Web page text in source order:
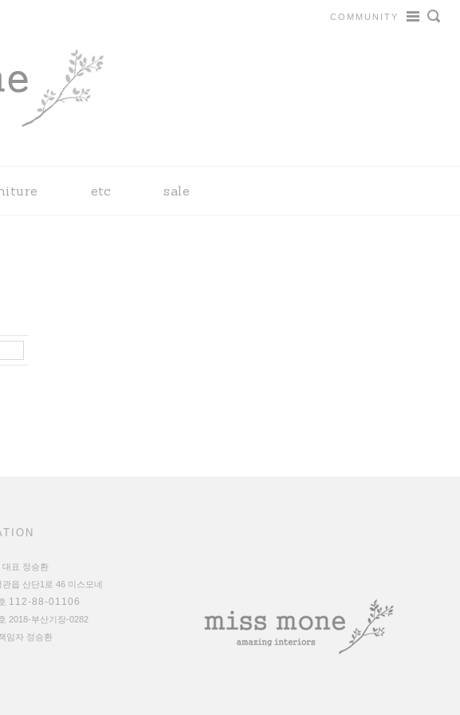
COMMUNITY
etc sale
대표 정승환
읍 산단1로 46 미스모네
112-88-01106
2018-부산기장-0282
임자 정승환